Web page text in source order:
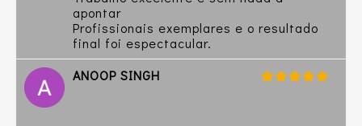
apontar
Profissionais exemplares e o resultado
final foi espectacular.
ANOOP SINGH